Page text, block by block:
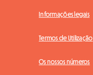
Informações legais
Termos de Utilização
Os nossos números